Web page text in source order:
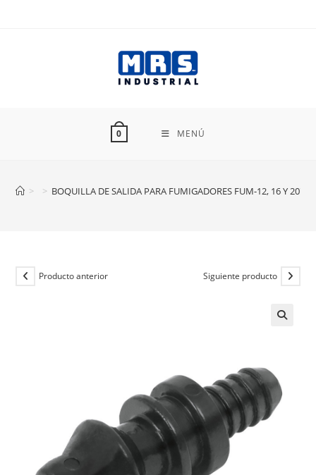
0 MENÚ
> > BOQUILLA DE SALIDA PARA FUMIGADORES FUM-12, 16 Y 20″
Producto anterior Siguiente producto